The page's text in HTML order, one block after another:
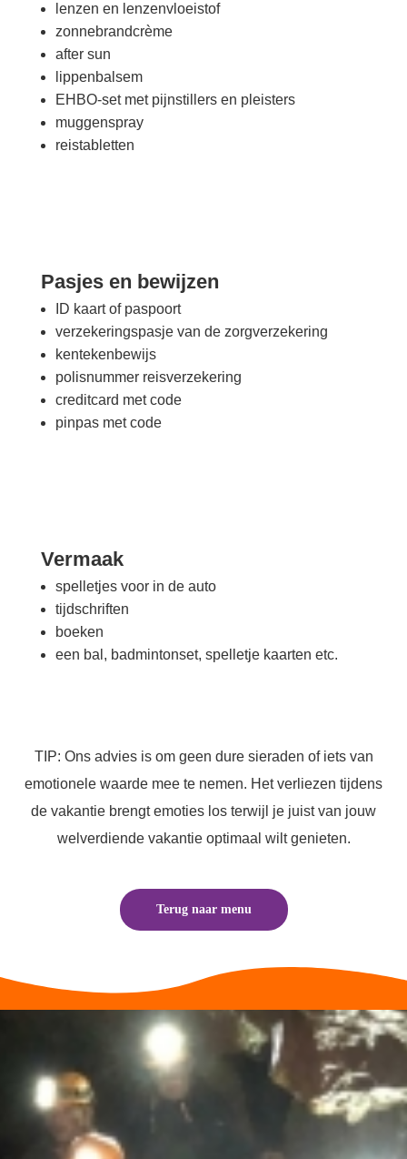
lenzen en lenzenvloeistof
zonnebrandcrème
after sun
lippenbalsem
EHBO-set met pijnstillers en pleisters
muggenspray
reistabletten
Pasjes en bewijzen
ID kaart of paspoort
verzekeringspasje van de zorgverzekering
kentekenbewijs
polisnummer reisverzekering
creditcard met code
pinpas met code
Vermaak
spelletjes voor in de auto
tijdschriften
boeken
een bal, badmintonset, spelletje kaarten etc.
TIP: Ons advies is om geen dure sieraden of iets van
emotionele waarde mee te nemen. Het verliezen tijdens
de vakantie brengt emoties los terwijl je juist van jouw
welverdiende vakantie optimaal wilt genieten.
Terug naar menu